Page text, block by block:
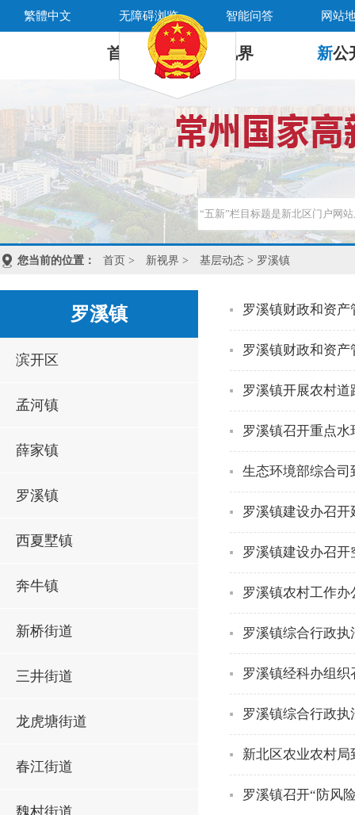
繁體中文 无障碍浏览 智能问答 网站
首 页 新 视界 新公
您当前的位置： 首页 > 新视界 > 基层动态 > 罗溪镇
罗溪镇
滨开区
孟河镇
薛家镇
罗溪镇
西夏墅镇
奔牛镇
新桥街道
三井街道
龙虎塘街道
春江街道
魏村街道
罗溪镇财政和资
罗溪镇财政和资
罗溪镇开展农村
罗溪镇召开重点
生态环境部综合
罗溪镇建设办召
罗溪镇建设办召
罗溪镇农村工作
罗溪镇综合行政
罗溪镇经科办组
罗溪镇综合行政
新北区农业农村
罗溪镇召开“防风